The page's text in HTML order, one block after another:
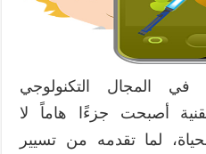
في المجال التكنولوجي
أصبحت جزءًا هاماً لا
لما تقدمه من تسيير